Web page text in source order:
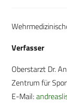
Verfasser
Oberstarzt Dr.
Zentrum für
E-Mail: